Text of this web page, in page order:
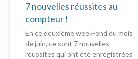
7 nouvelles réussites au
compteur !
En ce deuxième week-end du mois
de juin, ce sont 7 nouvelles
réussites qui ont été enregistrées